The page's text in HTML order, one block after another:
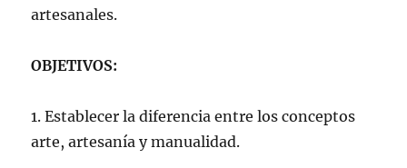
artesanales.
OBJETIVOS:
1. Establecer la diferencia entre los conceptos
arte, artesanía y manualidad.